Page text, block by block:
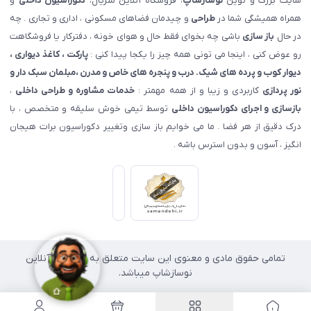
همراه همیشگی شما درطراحی و چیدمان فضاهای مسکونی ، اداری و تجاری . چه
در حال باز سازی باشی چه بخوای فقط حال و هوای خونه ، دفترکار یا فروشگاهت
رو عوض کنی ، اینجا می تونی همه چیز را یکجا پیدا کنی :پارکت ، کاغذ دیواری ،
دیوار کوب و پرده های شیک. درب و پنجره های خاص و مدرن ،مبلمان سبک دار و
نور پردازی کاربردی و زیبا و از همه مهمتر : خدمات مشاوره و طراحی داخلی ،
بازسازی و اجرای دکوراسیون داخلی توسط تیمی خوش سلیقه و متخصص ، با
درک دقیق از هر فضا . ما می خوایم باز سازی وتغییر دکوراسیون برات هیجان
انگیز ، آسون و بدون استرس باشه .
تمامی حقوق مادی و معنوی این سایت متعلق به فروشگاه آنلاین
نوسازشاپ میباشد.